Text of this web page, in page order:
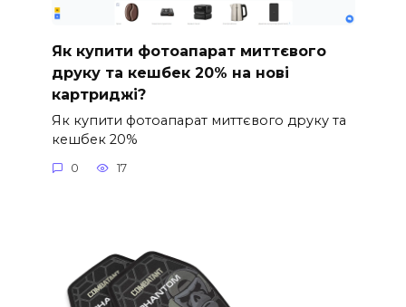
Як купити фотоапарат миттєвого
друку та кешбек 20% на нові
картриджі?
Як купити фотоапарат миттєвого друку та
кешбек 20%
0 17